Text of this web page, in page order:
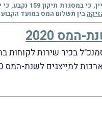
בין תשלום המס במועד
2020
בכיר שירות לקוחות
לכל מועד, כפי שגובשו עם נציגי הלשכות המקצועיות.